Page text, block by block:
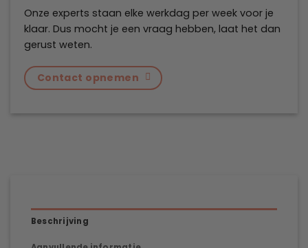
Onze experts staan elke werkdag per week voor je
klaar. Dus mocht je een vraag hebben, laat het dan
gerust weten.
Contact opnemen
Beschrijving